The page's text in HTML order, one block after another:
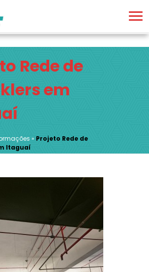
Rede de
em
» Projeto Rede de
Itaguaí